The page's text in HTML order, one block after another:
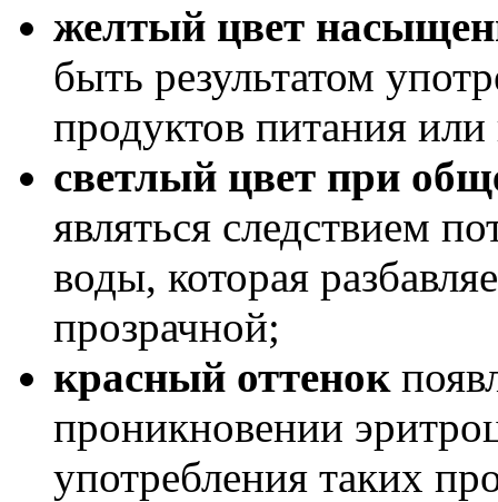
желтый цвет
быть результатом
продуктов питания
светлый цвет при
являться следствием
воды, которая
прозрачной;
красный оттенок
проникновении
употребления таких